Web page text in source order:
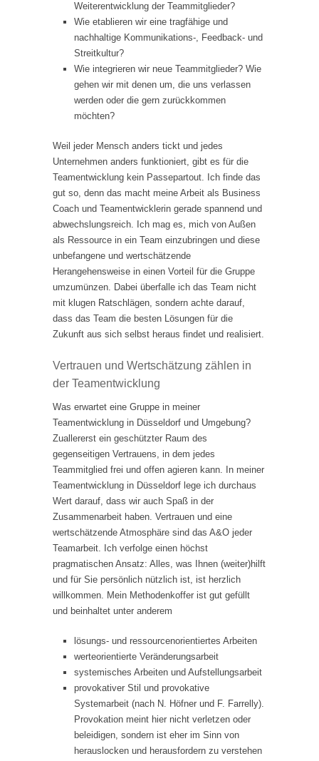
Weiterentwicklung der Teammitglieder?
Wie etablieren wir eine tragfähige und
nachhaltige Kommunikations-, Feedback- und
Streitkultur?
Wie integrieren wir neue Teammitglieder? Wie
gehen wir mit denen um, die uns verlassen
werden oder die gern zurückkommen
möchten?
Weil jeder Mensch anders tickt und jedes
Unternehmen anders funktioniert, gibt es für die
Teamentwicklung kein Passepartout. Ich finde das
gut so, denn das macht meine Arbeit als Business
Coach und Teamentwicklerin gerade spannend und
abwechslungsreich. Ich mag es, mich von Außen
als Ressource in ein Team einzubringen und diese
unbefangene und wertschätzende
Herangehensweise in einen Vorteil für die Gruppe
umzumünzen. Dabei überfalle ich das Team nicht
mit klugen Ratschlägen, sondern achte darauf,
dass das Team die besten Lösungen für die
Zukunft aus sich selbst heraus findet und realisiert.
Vertrauen und Wertschätzung zählen in
der Teamentwicklung
Was erwartet eine Gruppe in meiner
Teamentwicklung in Düsseldorf und Umgebung?
Zuallererst ein geschützter Raum des
gegenseitigen Vertrauens, in dem jedes
Teammitglied frei und offen agieren kann. In meiner
Teamentwicklung in Düsseldorf lege ich durchaus
Wert darauf, dass wir auch Spaß in der
Zusammenarbeit haben. Vertrauen und eine
wertschätzende Atmosphäre sind das A&O jeder
Teamarbeit. Ich verfolge einen höchst
pragmatischen Ansatz: Alles, was Ihnen (weiter)hilft
und für Sie persönlich nützlich ist, ist herzlich
willkommen. Mein Methodenkoffer ist gut gefüllt
und beinhaltet unter anderem
lösungs- und ressourcenorientiertes Arbeiten
werteorientierte Veränderungsarbeit
systemisches Arbeiten und Aufstellungsarbeit
provokativer Stil und provokative
Systemarbeit (nach N. Höfner und F. Farrelly).
Provokation meint hier nicht verletzen oder
beleidigen, sondern ist eher im Sinn von
herauslocken und herausfordern zu verstehen